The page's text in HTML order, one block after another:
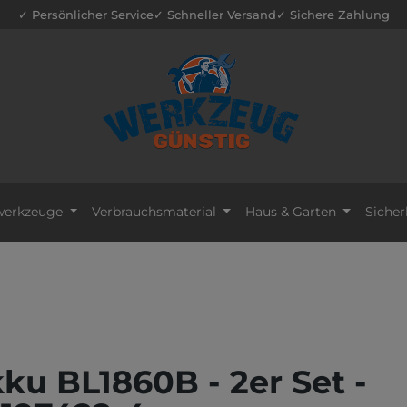
✓ Persönlicher Service✓ Schneller Versand✓ Sichere Zahlung
Verbrauchsmaterial Haus & Garten
BL1860B - 2er Set -